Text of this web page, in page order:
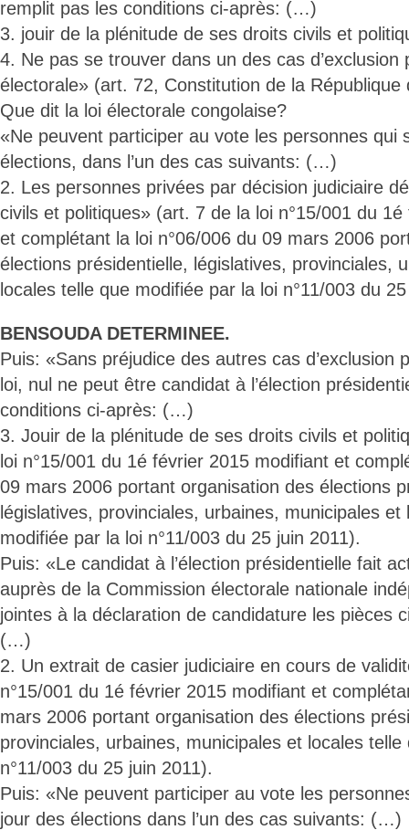
remplit pas les conditions ci-après: (…)
3. jouir de la plénitude de ses droits civils et
4. Ne pas se trouver dans un des cas d’exclusion
électorale» (art. 72, Constitution de la
Que dit la loi électorale congolaise?
«Ne peuvent participer au vote les personnes qui
élections, dans l’un des cas suivants: (…)
2. Les personnes privées par décision judiciaire
civils et politiques» (art. 7 de la loi n°15/001 du
et complétant la loi n°06/006 du 09 mars 2006
élections présidentielle, législatives, provinciales,
locales telle que modifiée par la loi n°11/003 du
BENSOUDA DETERMINEE.
Puis: «Sans préjudice des autres cas d’exclusion
loi, nul ne peut être candidat à l’élection
conditions ci-après: (…)
3. Jouir de la plénitude de ses droits civils et
loi n°15/001 du 1é février 2015 modifiant et
09 mars 2006 portant organisation des élections
législatives, provinciales, urbaines, municipales et
modifiée par la loi n°11/003 du 25 juin 2011).
Puis: «Le candidat à l’élection présidentielle fait
auprès de la Commission électorale nationale
jointes à la déclaration de candidature les pièces
(…)
2. Un extrait de casier judiciaire en cours de
n°15/001 du 1é février 2015 modifiant et
mars 2006 portant organisation des élections
provinciales, urbaines, municipales et locales
n°11/003 du 25 juin 2011).
Puis: «Ne peuvent participer au vote les
jour des élections dans l’un des cas suivants: (…)